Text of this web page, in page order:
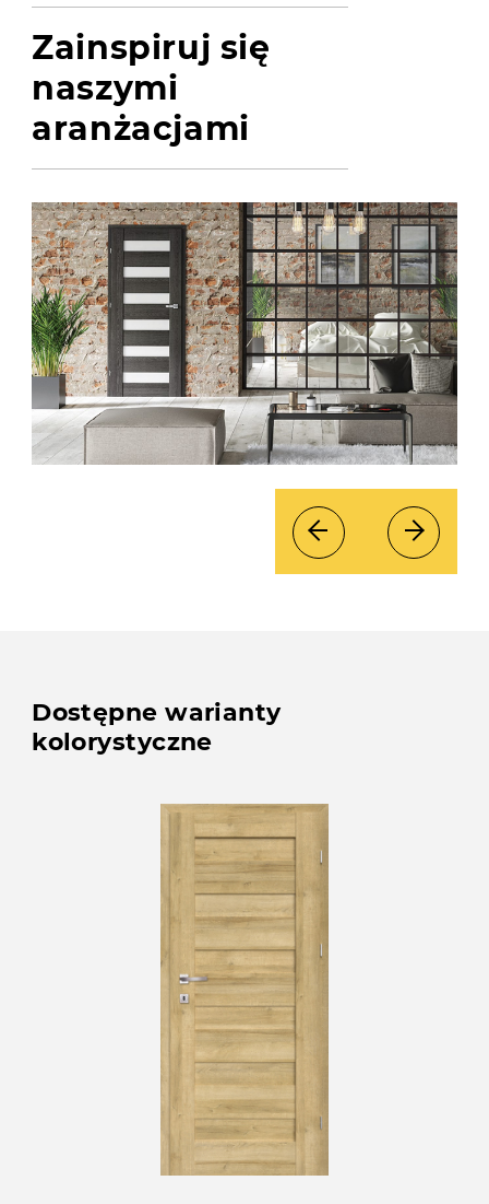
Zainspiruj się
naszymi
aranżacjami
Dostępne warianty
kolorystyczne